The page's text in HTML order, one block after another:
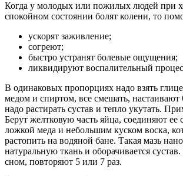
Когда у молодых или пожилых людей при
спокойном состоянии болят колени, то
ускорят заживление;
согреют;
быстро устранят болевые ощущения;
ликвидируют воспалительный
В одинаковых пропорциях надо взять
медом и спиртом, все смешать, настаивают
надо растирать сустав и тепло укутать.
Берут желтковую часть яйца, соединяют ее
ложкой меда и небольшим куском воска,
растопить на водяной бане. Такая мазь
натуральную ткань и оборачивается
сном, повторяют 5 или 7 раз.